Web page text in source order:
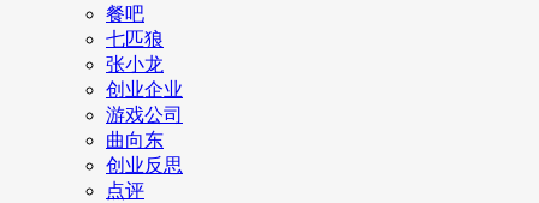
餐吧
七匹狼
张小龙
创业企业
游戏公司
曲向东
创业反思
点评